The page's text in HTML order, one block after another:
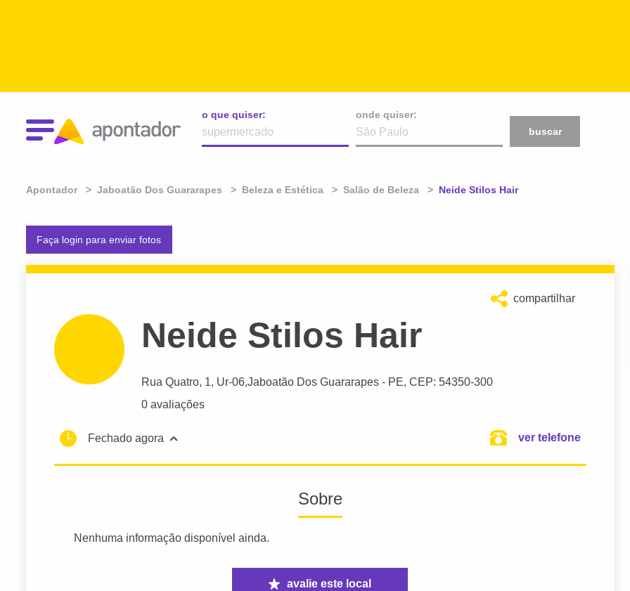
o que quiser:
onde quiser:
buscar
Apontador Jaboatão Dos Guararapes Beleza e Estética Salão de Beleza Atual:
Neide Stilos Hair
Faça login para enviar fotos
compartilhar
Neide Stilos Hair
Rua Quatro, 1, Ur-06,Jaboatão Dos Guararapes - PE, CEP: 54350-300
0 avaliações
Fechado agora ver telefone
Sobre
Nenhuma informação disponível ainda.
avalie este local